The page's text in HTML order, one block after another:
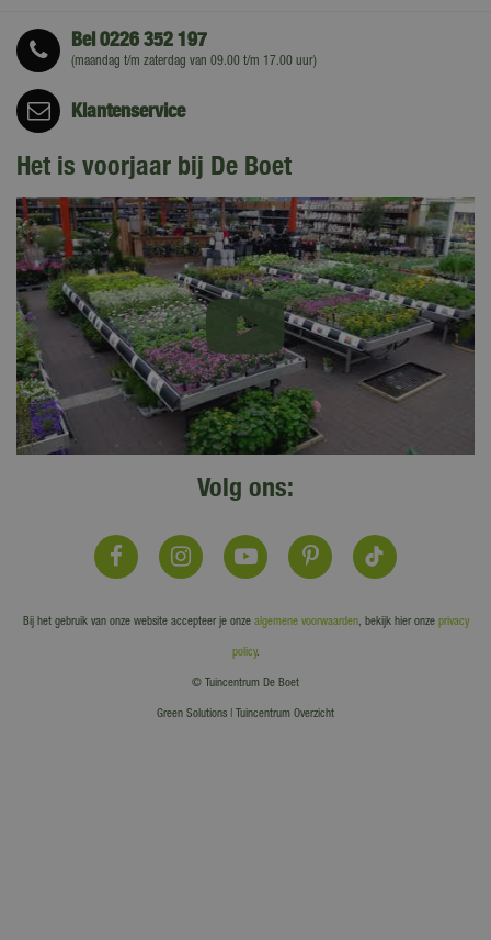
Bel0226 352 197
(maandag t/m zaterdag van 09.00 t/m 17.00 uur)
Klantenservice
Het is voorjaar bij De Boet
Volg ons:
Bij het gebruik van onze website accepteer je onze algemene voorwaarden, bekijk hier onze privacy
policy.
© Tuincentrum De Boet
Green Solutions Tuincentrum Overzicht